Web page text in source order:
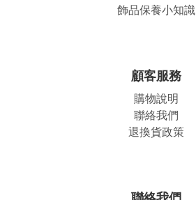
飾品保養小知識
顧客服務
購物說明
聯絡我們
退換貨政策